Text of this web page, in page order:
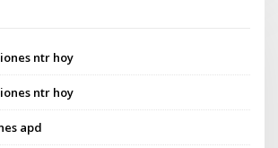
ntr hoy
ntr hoy
apd